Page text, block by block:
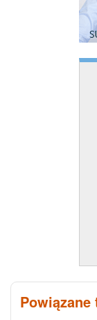
Powiązane